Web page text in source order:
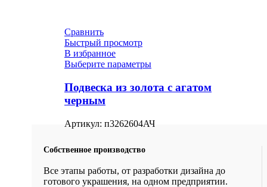
Сравнить
Быстрый просмотр
В избранное
Выберите параметры
Подвеска из золота с агатом
черным
Артикул: п3262604АЧ
Собственное производство
Все этапы работы, от разработки дизайна до
готового украшения, на одном предприятии.